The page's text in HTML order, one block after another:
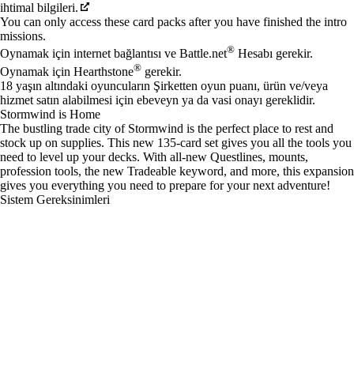
ihtimal bilgileri.
You can only access these card packs after you have finished the intro
missions.
Oynamak için internet bağlantısı ve Battle.net® Hesabı gerekir.
Oynamak için Hearthstone® gerekir.
18 yaşın altındaki oyuncuların Şirketten oyun puanı, ürün ve/veya
hizmet satın alabilmesi için ebeveyn ya da vasi onayı gereklidir.
Stormwind is Home
The bustling trade city of Stormwind is the perfect place to rest and
stock up on supplies. This new 135-card set gives you all the tools you
need to level up your decks. With all-new Questlines, mounts,
profession tools, the new Tradeable keyword, and more, this expansion
gives you everything you need to prepare for your next adventure!
Sistem Gereksinimleri